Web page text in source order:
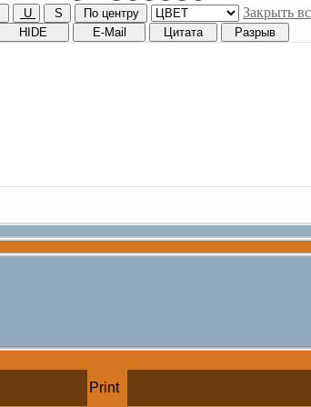
Закрыть
Print